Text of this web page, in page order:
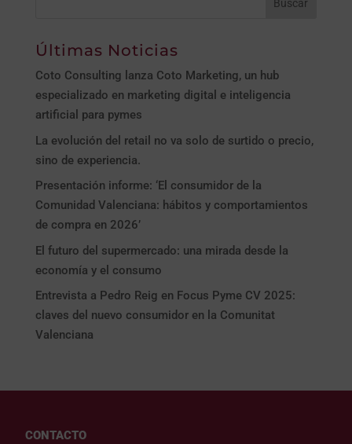
Últimas Noticias
Coto Consulting lanza Coto Marketing, un hub
especializado en marketing digital e inteligencia
artificial para pymes
La evolución del retail no va solo de surtido o precio,
sino de experiencia.
Presentación informe: ‘El consumidor de la
Comunidad Valenciana: hábitos y comportamientos
de compra en 2026’
El futuro del supermercado: una mirada desde la
economía y el consumo
Entrevista a Pedro Reig en Focus Pyme CV 2025:
claves del nuevo consumidor en la Comunitat
Valenciana
CONTACTO